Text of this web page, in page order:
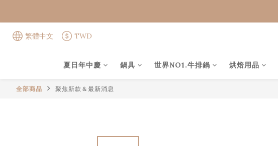
繁體中文 TWD
夏日年中慶 鍋具 世界NO1.牛排鍋 烘焙用品
全部商品 聚焦新款＆最新消息